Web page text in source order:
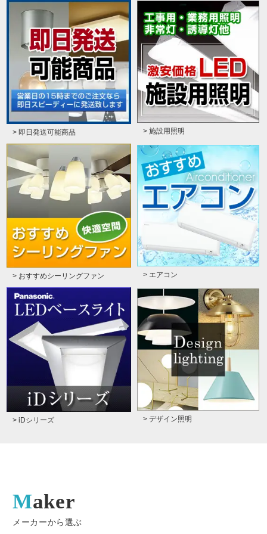
> 即日発送可能商品 > 施設用照明
> おすすめシーリングファン > エアコン
> iDシリーズ > デザイン照明
Maker
メーカーから選ぶ